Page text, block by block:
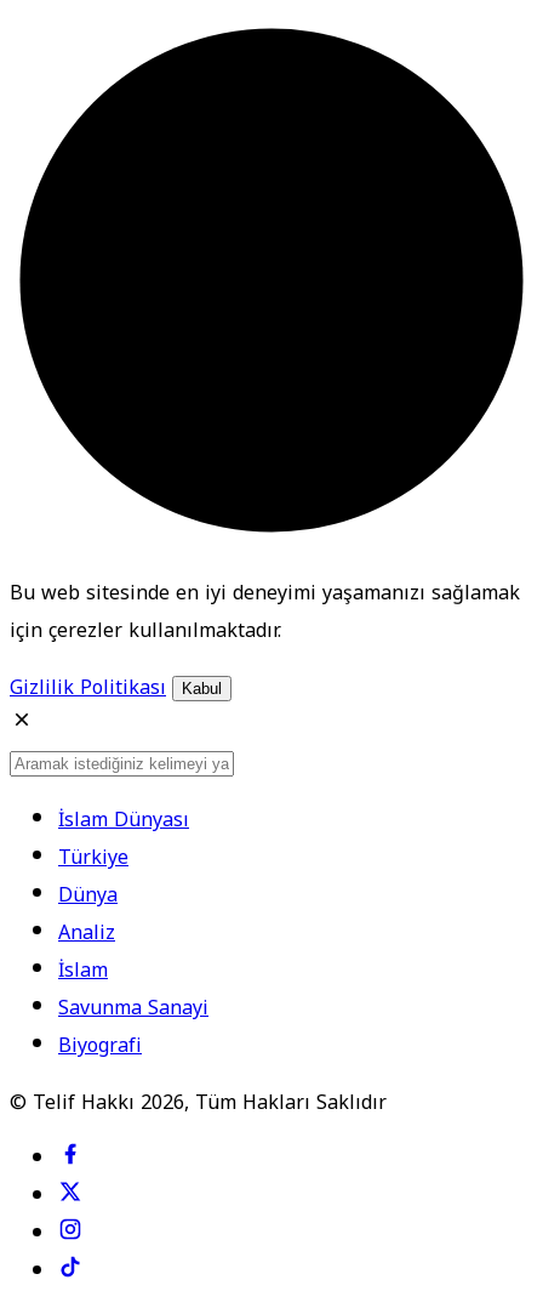
Bu web sitesinde en iyi deneyimi yaşamanızı sağlamak
için çerezler kullanılmaktadır.
Gizlilik Politikası
Kabul
İslam Dünyası
Türkiye
Dünya
Analiz
İslam
Savunma Sanayi
Biyografi
© Telif Hakkı 2026, Tüm Hakları Saklıdır